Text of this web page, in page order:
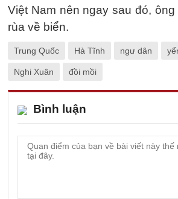
Việt Nam nên ngay sau đó,
rùa về biển.
Trung Quốc Hà Tĩnh ngư dân
Nghi Xuân đồi mồi
Bình luận